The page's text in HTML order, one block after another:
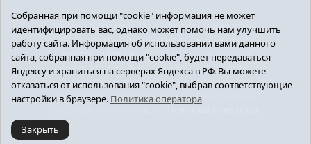
12+ © 2018 Armizon72.ру. Главный редактор:
Мелешко Владимир Михайлович. Учредитель:
АНО «ИИЦ «Армизонский вестник». E-mail:
armizon_gazeta@obl72.ruРегистрационный
номер СМИ ЭЛ № ФС77-66939 от 25.08.2016 г.
выдано Федеральной службой по надзору в
сфере связи, информационных технологий и
Собранная при помощи "cookie" информация не может
идентифицировать вас, однако может помочь нам улучшить
работу сайта. Информация об использовании вами данного
сайта, собранная при помощи "cookie", будет передаваться
Яндексу и храниться на серверах Яндекса в РФ. Вы можете
отказаться от использования "cookie", выбрав соответствующие
настройки в браузере. Политика оператора
Закрыть